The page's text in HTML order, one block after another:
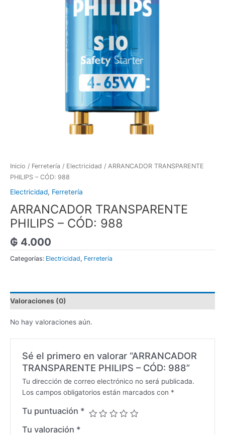
Inicio / Ferretería / Electricidad / ARRANCADOR TRANSPARENTE
PHILIPS – CÓD: 988
Electricidad, Ferretería
ARRANCADOR TRANSPARENTE
PHILIPS – CÓD: 988
₲ 4.000
Categorías: Electricidad, Ferretería
Valoraciones (0)
No hay valoraciones aún.
Sé el primero en valorar “ARRANCADOR
TRANSPARENTE PHILIPS – CÓD: 988”
Tu dirección de correo electrónico no será publicada.
Los campos obligatorios están marcados con *
Tu puntuación *
Tu valoración *